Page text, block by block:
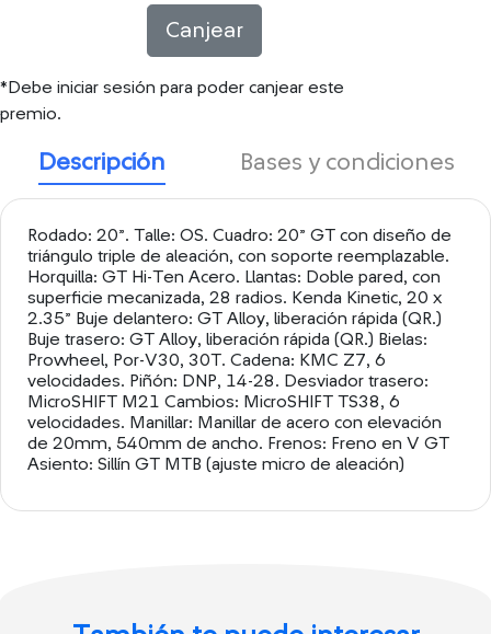
Canjear
*Debe iniciar sesión para poder canjear este
premio.
Descripción Bases y condiciones
Rodado: 20”. Talle: OS. Cuadro: 20” GT con diseño de
triángulo triple de aleación, con soporte reemplazable.
Horquilla: GT Hi-Ten Acero. Llantas: Doble pared, con
superficie mecanizada, 28 radios. Kenda Kinetic, 20 x
2.35” Buje delantero: GT Alloy, liberación rápida (QR.)
Buje trasero: GT Alloy, liberación rápida (QR.) Bielas:
Prowheel, Por-V30, 30T. Cadena: KMC Z7, 6
velocidades. Piñón: DNP, 14-28. Desviador trasero:
MicroSHIFT M21 Cambios: MicroSHIFT TS38, 6
velocidades. Manillar: Manillar de acero con elevación
de 20mm, 540mm de ancho. Frenos: Freno en V GT
Asiento: Sillín GT MTB (ajuste micro de aleación)